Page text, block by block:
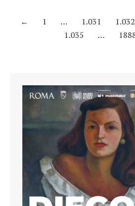
← 1 … 1.031 1.032
1.035
…